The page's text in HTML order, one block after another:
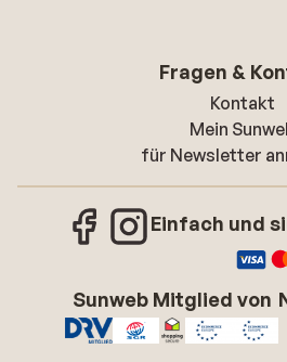
Fragen &
Kontakt
Mein
für Newsletter
Einfach und
Sunweb Mitglied von